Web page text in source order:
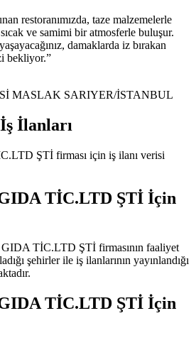
restoranımızda, taze malzemelerle
ve samimi bir atmosferle buluşur.
damaklarda iz bırakan
bekliyor.”
MASLAK SARIYER/İSTANBUL
İlanları
ŞTİ firması için iş ilanı verisi
TİC.LTD ŞTİ İçin
TİC.LTD ŞTİ firmasının faaliyet
şehirler ile iş ilanlarının yayınlandığı
TİC.LTD ŞTİ İçin